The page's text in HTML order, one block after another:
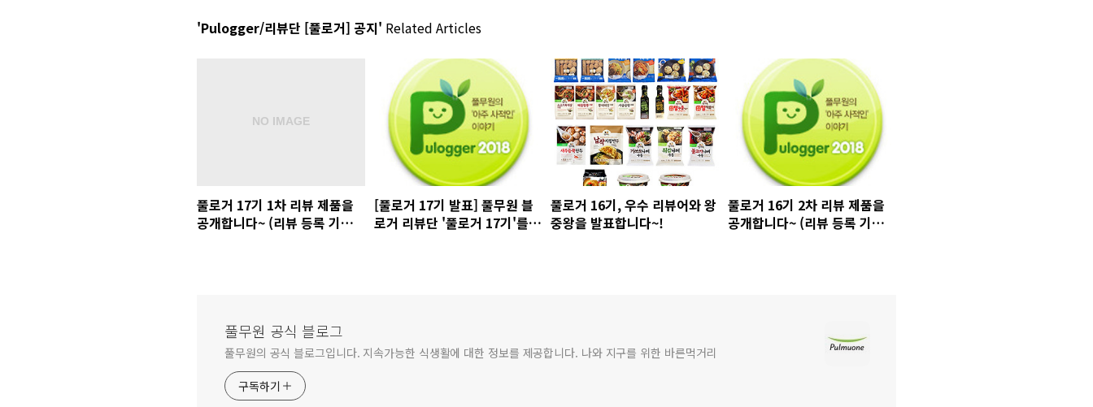
'Pulogger/리뷰단 [풀로거] 공지' Related Articles
풀로거 17기 1차 리뷰 제품을
공개합니다~ (리뷰 등록 기간:
[풀로거 17기 발표] 풀무원 블
로거 리뷰단 '풀로거 17기'를
풀로거 16기, 우수 리뷰어와 왕
중왕을 발표합니다~!
풀로거 16기 2차 리뷰 제품을
공개합니다~ (리뷰 등록 기간:
풀무원 공식 블로그
풀무원의 공식 블로그입니다. 지속가능한 식생활에 대한 정보를 제공합니다. 나와 지구를 위한 바른먹거리
구독하기